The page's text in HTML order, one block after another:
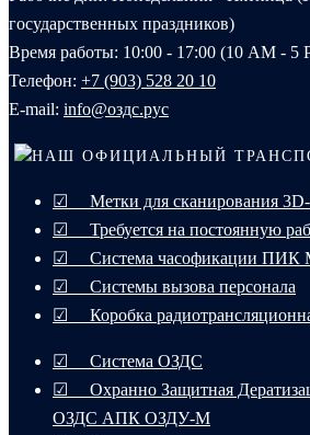
государственных праздников)
Время работы: 10:00 - 17:00 (10 AM - 5
Телефон: +7 (903) 528 20 10‬
E-mail: info@оздс.рус
НАШ ОФИЦИАЛЬНЫЙ
☑ Метки для сканирования 3D-
☑ Требуется на постоянную
☑ Система часофикации ПИК
☑ Системы вызова персонала
☑ Коробка
☑ Система ОЗДС
☑ Охранно Защитная
ОЗДС АПК ОЗДУ-М